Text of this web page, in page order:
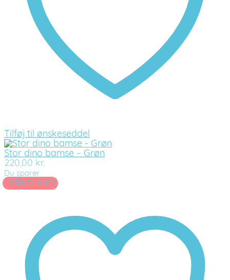
Tilføj til ønskeseddel
Stor dino bamse – Grøn
220,00 kr.
Du sparer
Tilføj til kurv